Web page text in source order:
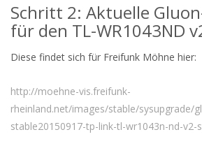
Schritt 2: Aktuelle
für den TL-WR1043ND
Diese findet sich für Freifunk Möhne hier:
http://moehne-vis.freifunk-
rheinland.net/images/stable/sysupgrade/
stable20150917-tp-link-tl-wr1043n-nd-v2-